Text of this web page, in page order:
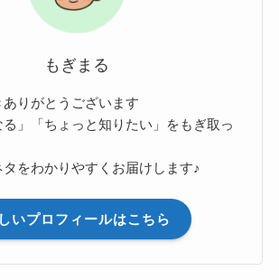
もぎまる
りがとうございます
る」「ちょっと知りたい」をもぎ取っ
をわかりやすくお届けします♪
いプロフィールはこちら